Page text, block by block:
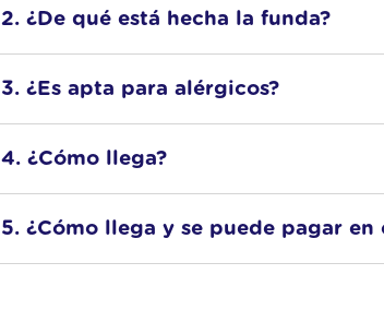
Relleno de microfibra virgen de poliéster
pluma natural: muy suave, con mucho
2. ¿De qué está hecha la funda?
La funda es de algodón percal blanco
3. ¿Es apta para alérgicos?
Sí. Al ser de microfibra sintética
4. ¿Cómo llega?
Llega enrollada y compactada dentro de una
5. ¿Cómo llega y se puede pagar en